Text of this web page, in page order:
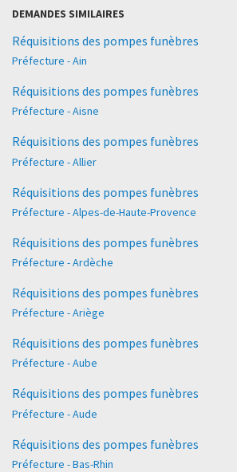
DEMANDES SIMILAIRES
Réquisitions des pompes funèbres
Préfecture - Ain
Réquisitions des pompes funèbres
Préfecture - Aisne
Réquisitions des pompes funèbres
Préfecture - Allier
Réquisitions des pompes funèbres
Préfecture - Alpes-de-Haute-Provence
Réquisitions des pompes funèbres
Préfecture - Ardèche
Réquisitions des pompes funèbres
Préfecture - Ariège
Réquisitions des pompes funèbres
Préfecture - Aube
Réquisitions des pompes funèbres
Préfecture - Aude
Réquisitions des pompes funèbres
Préfecture - Bas-Rhin